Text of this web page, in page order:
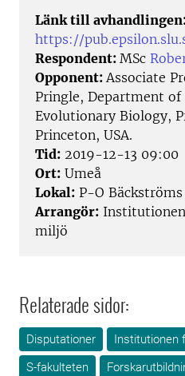
Länk till
https://
Respondent: MSc
Opponent:Associate
Pringle, Department of
Evolutionary Biology,
Princeton, USA.
Tid: 2019-12-13 09:00
Ort: Umeå
Lokal: P-O
Arrangör:
miljö
Relaterade sidor:
Disputationer
Institutionen
S-fakulteten